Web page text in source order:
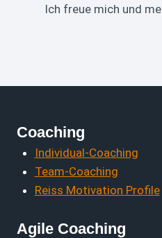
Ich freue mich und
Coaching
Individual-Coaching
Team-Coaching
Reiss Motivation Profile
Agile Coaching